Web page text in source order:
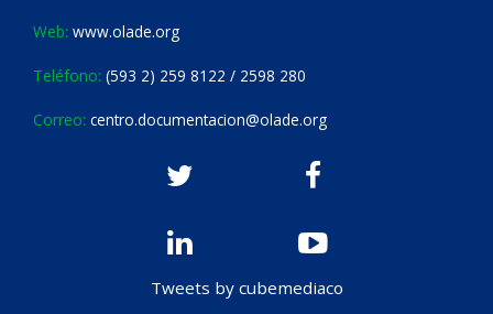
Web: www.olade.org
Teléfono: (593 2) 259 8122 / 2598 280
Correo: centro.documentacion@olade.org
Tweets by cubemediaco